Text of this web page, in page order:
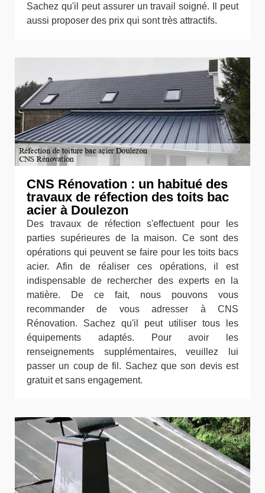
Sachez qu'il peut assurer un travail soigné. Il peut
aussi proposer des prix qui sont très attractifs.
CNS Rénovation : un habitué des
travaux de réfection des toits bac
acier à Doulezon
Des travaux de réfection s'effectuent pour les
parties supérieures de la maison. Ce sont des
opérations qui peuvent se faire pour les toits bacs
acier. Afin de réaliser ces opérations, il est
indispensable de rechercher des experts en la
matière. De ce fait, nous pouvons vous
recommander de vous adresser à CNS
Rénovation. Sachez qu'il peut utiliser tous les
équipements adaptés. Pour avoir les
renseignements supplémentaires, veuillez lui
passer un coup de fil. Sachez que son devis est
gratuit et sans engagement.